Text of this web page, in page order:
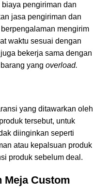
pengiriman dan
jasa pengiriman dan
mengirim
waktu sesuai dengan
bekerja sama dengan
yang overload.
yang ditawarkan oleh
tersebut, untuk
diinginkan seperti
atau kepalsuan produk
produk sebelum deal.
Meja Custom